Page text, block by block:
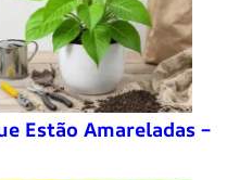
Estão Amareladas –